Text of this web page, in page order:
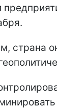
страна